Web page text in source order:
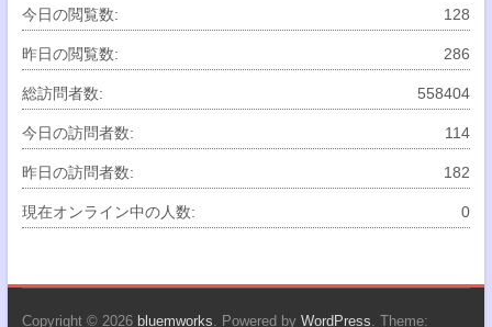
128
今日の閲覧数:
286
昨日の閲覧数:
558404
総訪問者数:
114
今日の訪問者数:
182
昨日の訪問者数:
0
現在オンライン中の人数:
Copyright © 2026 bluemworks. Powered by WordPress. Theme: